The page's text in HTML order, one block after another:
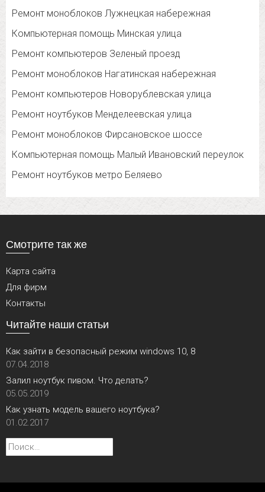
Ремонт моноблоков Лужнецкая набережная
Компьютерная помощь Минская улица
Ремонт компьютеров Зеленый проезд
Ремонт моноблоков Нагатинская набережная
Ремонт компьютеров Новорублевская улица
Ремонт ноутбуков Менделеевская улица
Ремонт моноблоков Фирсановское шоссе
Компьютерная помощь Малый Ивановский переулок
Ремонт ноутбуков метро Беляево
Смотрите так же
Карта сайта
Для фирм
Контакты
Читайте наши статьи
Как зайти в безопасный режим windows 10, 8
07.04.2018
Залил ноутбук пивом. Что делать?
05.05.2019
Как узнать модель вашего ноутбука?
01.02.2017
Найти: